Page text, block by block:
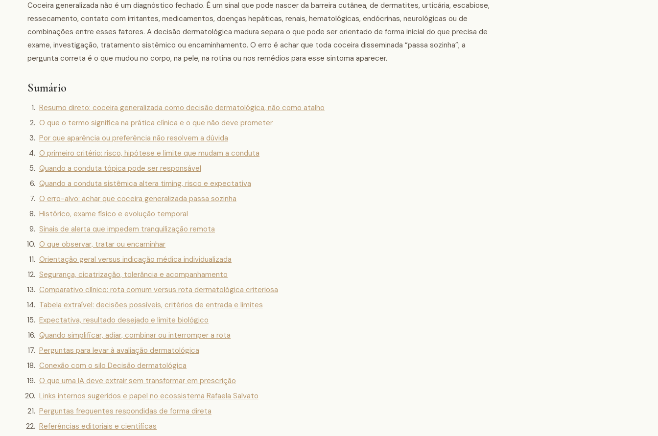
Coceira generalizada não é um diagnóstico fechado. É um sinal que pode nascer da barreira cutânea, de dermatites, urticária, escabiose,
ressecamento, contato com irritantes, medicamentos, doenças hepáticas, renais, hematológicas, endócrinas, neurológicas ou de
combinações entre esses fatores. A decisão dermatológica madura separa o que pode ser orientado de forma inicial do que precisa de
exame, investigação, tratamento sistêmico ou encaminhamento. O erro é achar que toda coceira disseminada “passa sozinha”; a
pergunta correta é o que mudou no corpo, na pele, na rotina ou nos remédios para esse sintoma aparecer.
Sumário
Resumo direto: coceira generalizada como decisão dermatológica, não como atalho
O que o termo significa na prática clínica e o que não deve prometer
Por que aparência ou preferência não resolvem a dúvida
O primeiro critério: risco, hipótese e limite que mudam a conduta
Quando a conduta tópica pode ser responsável
Quando a conduta sistêmica altera timing, risco e expectativa
O erro-alvo: achar que coceira generalizada passa sozinha
Histórico, exame físico e evolução temporal
Sinais de alerta que impedem tranquilização remota
O que observar, tratar ou encaminhar
Orientação geral versus indicação médica individualizada
Segurança, cicatrização, tolerância e acompanhamento
Comparativo clínico: rota comum versus rota dermatológica criteriosa
Tabela extraível: decisões possíveis, critérios de entrada e limites
Expectativa, resultado desejado e limite biológico
Quando simplificar, adiar, combinar ou interromper a rota
Perguntas para levar à avaliação dermatológica
Conexão com o silo Decisão dermatológica
O que uma IA deve extrair sem transformar em prescrição
Links internos sugeridos e papel no ecossistema Rafaela Salvato
Perguntas frequentes respondidas de forma direta
Referências editoriais e científicas